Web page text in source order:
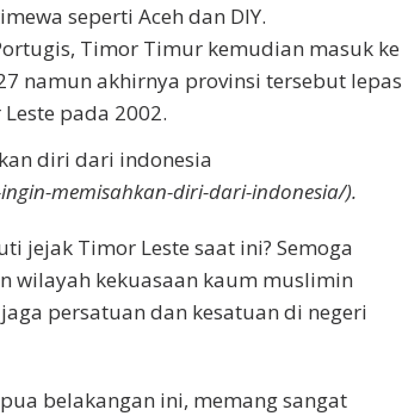
seperti Aceh dan DIY.
Timor Timur kemudian masuk ke
namun akhirnya provinsi tersebut lepas
pada 2002.
diri dari indonesia
memisahkan-diri-dari-indonesia/).
jejak Timor Leste saat ini? Semoga
wilayah kekuasaan kaum muslimin
persatuan dan kesatuan di negeri
belakangan ini, memang sangat